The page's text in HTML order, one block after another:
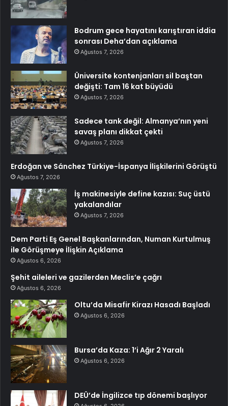
Bodrum gece hayatını karıştıran iddia
sonrası Deha’dan açıklama
Ağustos 7, 2026
Üniversite kontenjanları sil baştan
değişti: Tam 16 kat büyüdü
Ağustos 7, 2026
Sadece tank değil: Almanya’nın yeni
savaş planı dikkat çekti
Ağustos 7, 2026
Erdoğan ve Sánchez Türkiye-İspanya İlişkilerini Görüştü
Ağustos 7, 2026
İş makinesiyle define kazısı: Suç üstü
yakalandılar
Ağustos 7, 2026
Dem Parti Eş Genel Başkanlarından, Numan Kurtulmuş
ile Görüşmeye İlişkin Açıklama
Ağustos 6, 2026
Şehit aileleri ve gazilerden Meclis’e çağrı
Ağustos 6, 2026
Oltu’da Misafir Kirazı Hasadı Başladı
Ağustos 6, 2026
Bursa’da Kaza: 1’i Ağır 2 Yaralı
Ağustos 6, 2026
DEÜ’de İngilizce tıp dönemi başlıyor